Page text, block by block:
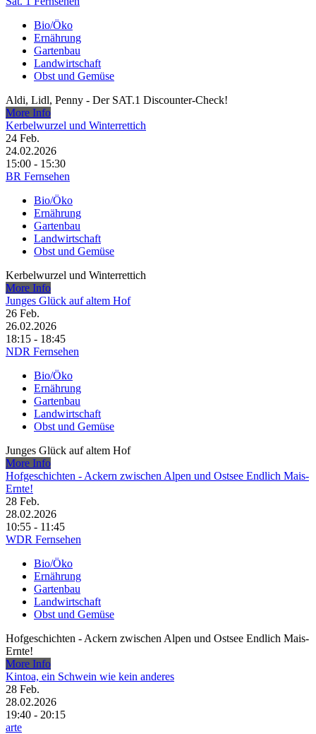
Bio/Öko
Ernährung
Gartenbau
Landwirtschaft
Obst und Gemüse
Aldi, Lidl, Penny - Der SAT.1 Discounter-Check!
More Info
Kerbelwurzel und Winterrettich
24 Feb.
24.02.2026
15:00 - 15:30
BR Fernsehen
Bio/Öko
Ernährung
Gartenbau
Landwirtschaft
Obst und Gemüse
Kerbelwurzel und Winterrettich
More Info
Junges Glück auf altem Hof
26 Feb.
26.02.2026
18:15 - 18:45
NDR Fernsehen
Bio/Öko
Ernährung
Gartenbau
Landwirtschaft
Obst und Gemüse
Junges Glück auf altem Hof
More Info
Hofgeschichten - Ackern zwischen Alpen und Ostsee Endlich Mais-
Ernte!
28 Feb.
28.02.2026
10:55 - 11:45
WDR Fernsehen
Bio/Öko
Ernährung
Gartenbau
Landwirtschaft
Obst und Gemüse
Hofgeschichten - Ackern zwischen Alpen und Ostsee Endlich Mais-
Ernte!
More Info
Kintoa, ein Schwein wie kein anderes
28 Feb.
28.02.2026
19:40 - 20:15
arte